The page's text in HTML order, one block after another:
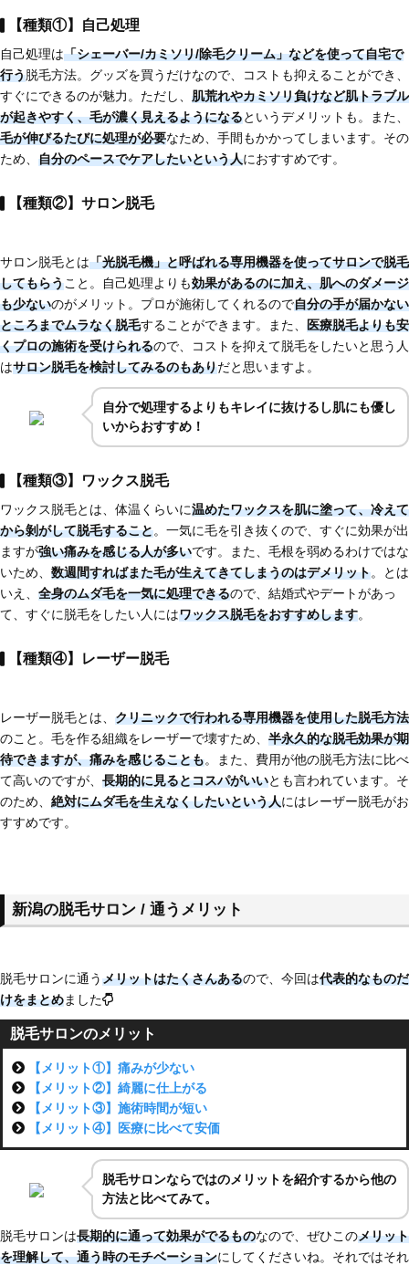
【種類①】自己処理
自己処理は「シェーバー/カミソリ/除毛クリーム」などを使って自宅で
行う脱毛方法。グッズを買うだけなので、コストも抑えることができ、
すぐにできるのが魅力。ただし、 肌荒れやカミソリ負けなど肌トラブル
が起きやすく、毛が濃く見えるようになるというデメリットも。また、
毛が伸びるたびに処理が必要なため、手間もかかってしまいます。その
ため、 自分のペースでケアしたいという人におすすめです。
【種類②】サロン脱毛
サロン脱毛とは「光脱毛機」と呼ばれる専用機器を使ってサロンで脱毛
してもらうこと。自己処理よりも効果があるのに加え、肌へのダメージ
も少ないのがメリット。プロが施術してくれるので自分の手が届かない
ところまでムラなく脱毛することができます。また、 医療脱毛よりも安
くプロの施術を受けられるので、コストを抑えて脱毛をしたいと思う人
はサロン脱毛を検討してみるのもありだと思いますよ。
自分で処理するよりもキレイに抜けるし肌にも優し
いからおすすめ！
【種類③】ワックス脱毛
ワックス脱毛とは、体温くらいに温めたワックスを肌に塗って、冷えて
から剝がして脱毛すること。一気に毛を引き抜くので、すぐに効果が出
ますが強い痛みを感じる人が多いです。また、毛根を弱めるわけではな
いため、 数週間すればまた毛が生えてきてしまうのはデメリット。とは
いえ、 全身のムダ毛を一気に処理できるので、結婚式やデートがあっ
て、すぐに脱毛をしたい人にはワックス脱毛をおすすめします。
【種類④】レーザー脱毛
レーザー脱毛とは、 クリニックで行われる専用機器を使用した脱毛方法
のこと。毛を作る組織をレーザーで壊すため、 半永久的な脱毛効果が期
待できますが、痛みを感じることも。また、費用が他の脱毛方法に比べ
て高いのですが、 長期的に見るとコスパがいいとも言われています。そ
のため、 絶対にムダ毛を生えなくしたいという人にはレーザー脱毛がお
すすめです。
新潟の脱毛サロン / 通うメリット
脱毛サロンに通うメリットはたくさんあるので、今回は代表的なものだ
けをまとめました
脱毛サロンのメリット
【メリット①】痛みが少ない
【メリット②】綺麗に仕上がる
【メリット③】施術時間が短い
【メリット④】医療に比べて安価
脱毛サロンならではのメリットを紹介するから他の
方法と比べてみて。
脱毛サロンは長期的に通って効果がでるものなので、ぜひこのメリット
を理解して、通う時のモチベーションにしてくださいね。それではそれ